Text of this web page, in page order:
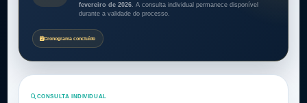
fevereiro de 2026. A consulta individual permanece disponível
durante a validade do processo.
Cronograma concluído
CONSULTA INDIVIDUAL